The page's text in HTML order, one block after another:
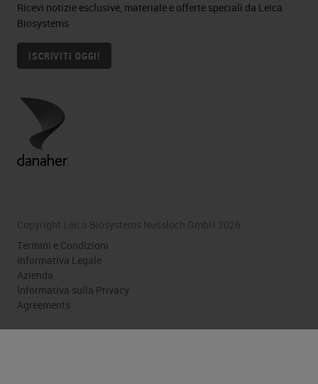
Ricevi notizie esclusive, materiale e offerte speciali da Leica
Biosystems
ISCRIVITI OGGI!
Copyright Leica Biosystems Nussloch GmbH 2026
Termini e Condizioni
Informativa Legale
Azienda
Informativa sulla Privacy
Agreements